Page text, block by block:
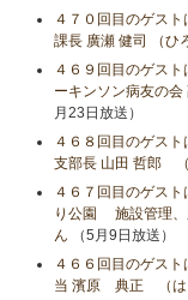
４７０回目のゲス
課長 廣瀬 健司 （ひ
４６９回目のゲス
ーキンソン病友の
月23日放送）
４６８回目のゲス
支部長 山田 哲郎
４６７回目のゲス
り公園 施設管理
ん （5月9日放送）
４６６回目のゲス
当 濱原 典正 （は